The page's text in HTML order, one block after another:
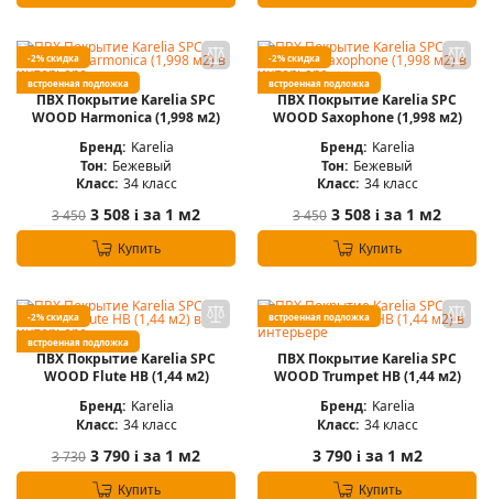
-2% скидка
встроенная подложка
ПВХ Покрытие Karelia SPC
WOOD Harmonica (1,998 м2)
Бренд: Karelia
Тон: Бежевый
Класс: 34 класс
3 450 3 508 i за 1 м2
Купить
-2% скидка
встроенная подложка
ПВХ Покрытие Karelia SPC
WOOD Saxophone (1,998 м2)
Бренд: Karelia
Тон: Бежевый
Класс: 34 класс
3 450 3 508 i за 1 м2
Купить
-2% скидка
встроенная подложка
ПВХ Покрытие Karelia SPC
WOOD Flute HB (1,44 м2)
Бренд: Karelia
Класс: 34 класс
3 730 3 790 i за 1 м2
Купить
встроенная подложка
ПВХ Покрытие Karelia SPC
WOOD Trumpet HB (1,44 м2)
Бренд: Karelia
Класс: 34 класс
3 790 iза 1 м2
Купить